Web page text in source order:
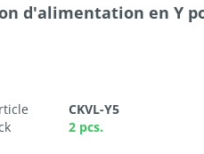
d'alimentation en Y
CKVL-Y5
2 pcs.